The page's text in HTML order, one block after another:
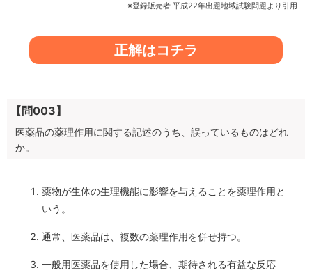
※登録販売者 平成22年出題地域試験問題より引用
正解はコチラ
【問003】
医薬品の薬理作用に関する記述のうち、 誤っているものはどれ
か。
薬物が生体の生理機能に影響を与えることを薬理作用と
いう。
通常、医薬品は、複数の薬理作用を併せ持つ。
一般用医薬品を使用した場合、期待される有益な反応